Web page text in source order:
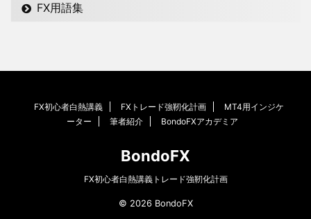
FX用語集
FX初心者白熱講義 FXトレード強靭化計画
MT4用インジケ
ーター
筆者紹介 BondoFXアカデミア
BondoFX
FX初心者白熱講義トレード強靭化計画
© 2026 BondoFX